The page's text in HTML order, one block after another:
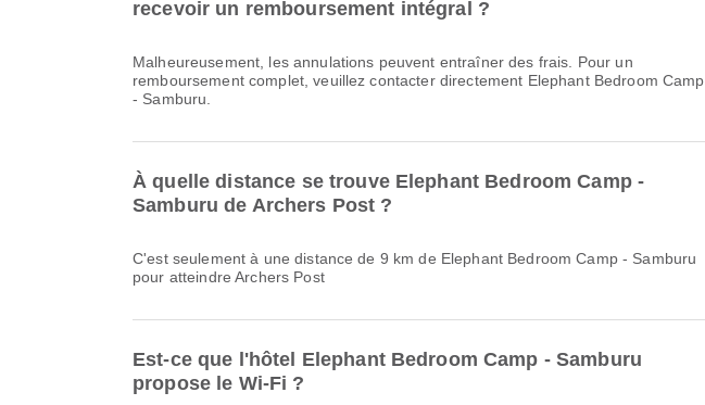
recevoir un remboursement intégral ?
Malheureusement, les annulations peuvent entraîner des frais. Pour un
remboursement complet, veuillez contacter directement Elephant Bedroom Camp
- Samburu.
À quelle distance se trouve Elephant Bedroom Camp -
Samburu de Archers Post ?
C'est seulement à une distance de 9 km de Elephant Bedroom Camp - Samburu
pour atteindre Archers Post
Est-ce que l'hôtel Elephant Bedroom Camp - Samburu
propose le Wi-Fi ?